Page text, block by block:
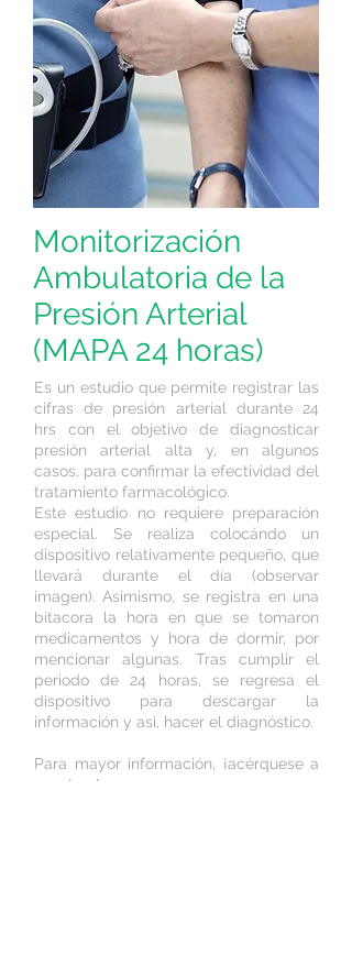
Monitorización
Ambulatoria de la
Presión Arterial
(MAPA 24 horas)
Es un estudio que permite registrar las
cifras de presión arterial durante 24
hrs con el objetivo de diagnosticar
presión arterial alta y, en algunos
casos, para confirmar la efectividad del
tratamiento farmacológico.
Este estudio no requiere preparación
especial. Se realiza colocándo un
dispositivo relativamente pequeño, que
llevará durante el día (observar
imagen). Asimismo, se registra en una
bitacora la hora en que se tomaron
medicamentos y hora de dormir, por
mencionar algunas. Tras cumplir el
periodo de 24 horas, se regresa el
dispositivo para descargar la
información y asi, hacer el diagnóstico.
Para mayor información, ¡acérquese a
nosotros!